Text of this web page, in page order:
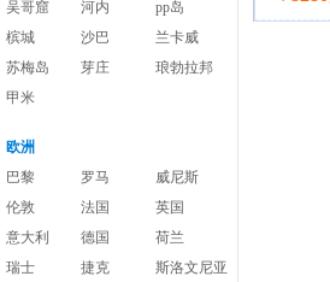
吴哥窟
河内
pp岛
槟城
沙巴
兰卡威
苏梅岛
芽庄
琅勃拉邦
甲米
欧洲
巴黎
罗马
威尼斯
伦敦
法国
英国
意大利
德国
荷兰
瑞士
捷克
斯洛文尼亚